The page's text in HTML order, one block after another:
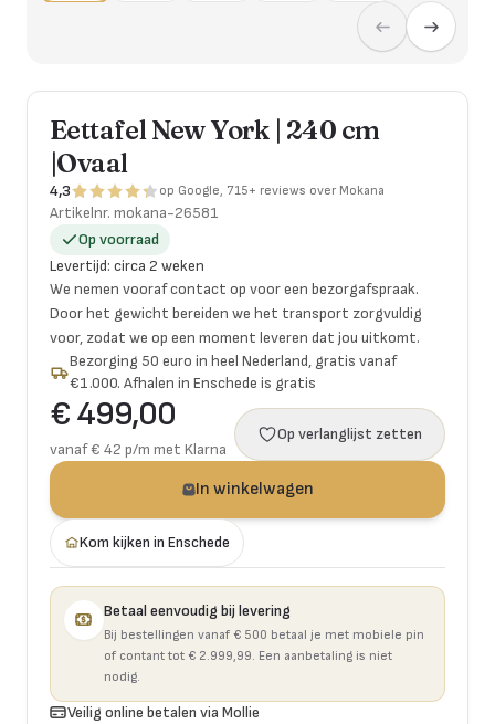
Eettafel New York | 240 cm
|Ovaal
4,3 op Google, 715+ reviews over Mokana
Artikelnr. mokana-26581
Op voorraad
Levertijd: circa 2 weken
We nemen vooraf contact op voor een bezorgafspraak.
Door het gewicht bereiden we het transport zorgvuldig
voor, zodat we op een moment leveren dat jou uitkomt.
Bezorging 50 euro in heel Nederland, gratis vanaf
€1.000. Afhalen in Enschede is gratis
€ 499,00
vanaf € 42 p/m met Klarna
Op verlanglijst zetten
In winkelwagen
Kom kijken in Enschede
Betaal eenvoudig bij levering
Bij bestellingen vanaf € 500 betaal je met mobiele pin
of contant tot € 2.999,99. Een aanbetaling is niet
nodig.
Veilig online betalen via Mollie